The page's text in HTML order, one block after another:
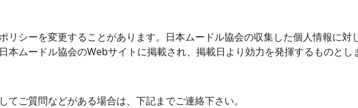
シーを変更することがあります。日本ムードル協会の収集した個人情報に対
本ムードル協会のWebサイトに掲載され、掲載日より効力を発揮するものとし
ご質問などがある場合は、下記までご連絡下さい。